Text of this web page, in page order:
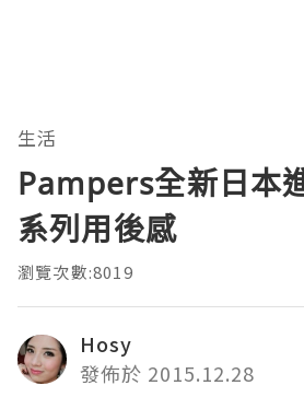
生活
Pampers全新日本
系列用後感
瀏覽次數:8019
Hosy
發佈於 2015.12.28